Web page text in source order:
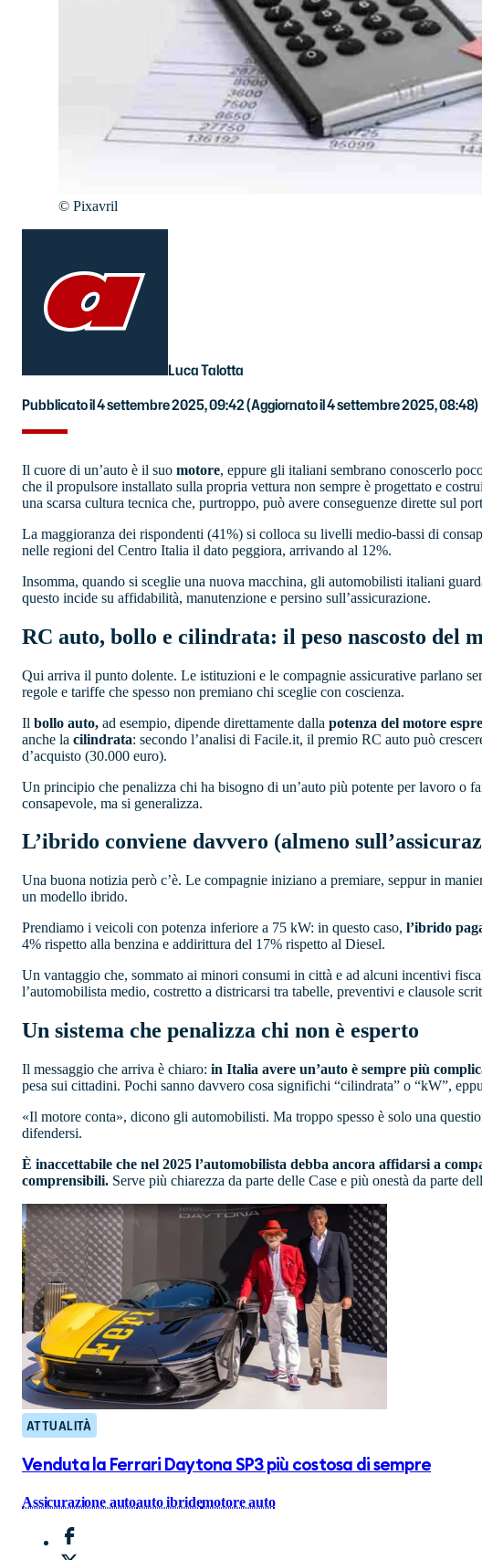
© Pixavril
Luca Talotta
Pubblicato il 4 settembre 2025, 09:42(Aggiornato il 4 settembre 2025, 08:48)
Il cuore di un’auto è il suo motore, eppure gli italiani sembrano conoscerlo
che il propulsore installato sulla propria vettura non sempre è progettato e
una scarsa cultura tecnica che, purtroppo, può avere conseguenze dirette sul
La maggioranza dei rispondenti (41%) si colloca su livelli medio-bassi di
nelle regioni del Centro Italia il dato peggiora, arrivando al 12%.
Insomma, quando si sceglie una nuova macchina, gli automobilisti italiani
questo incide su affidabilità, manutenzione e persino sull’assicurazione.
RC auto, bollo e cilindrata: il peso nascosto del
Qui arriva il punto dolente. Le istituzioni e le compagnie assicurative parlano
regole e tariffe che spesso non premiano chi sceglie con coscienza.
Il bollo auto, ad esempio, dipende direttamente dalla potenza del motore
anche la cilindrata: secondo l’analisi di Facile.it, il premio RC auto può
d’acquisto (30.000 euro).
Un principio che penalizza chi ha bisogno di un’auto più potente per lavoro o
consapevole, ma si generalizza.
L’ibrido conviene davvero (almeno
Una buona notizia però c’è. Le compagnie iniziano a premiare, seppur in
un modello ibrido.
Prendiamo i veicoli con potenza inferiore a 75 kW: in questo caso, l’ibrido
4% rispetto alla benzina e addirittura del 17% rispetto al Diesel.
Un vantaggio che, sommato ai minori consumi in città e ad alcuni incentivi
l’automobilista medio, costretto a districarsi tra tabelle, preventivi e clausole
Un sistema che penalizza chi non è esperto
Il messaggio che arriva è chiaro: in Italia avere un’auto è sempre più
pesa sui cittadini. Pochi sanno davvero cosa significhi “cilindrata” o “kW”,
«Il motore conta», dicono gli automobilisti. Ma troppo spesso è solo una
difendersi.
È inaccettabile che nel 2025 l’automobilista debba ancora affidarsi a
comprensibili. Serve più chiarezza da parte delle Case e più onestà da parte
ATTUALITÀ
Venduta la Ferrari Daytona SP3 più costosa di sempre
Assicurazione autoauto ibridemotore auto